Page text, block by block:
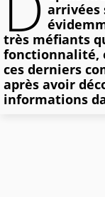
arrivées
très méfiants
fonctionnalité,
ces derniers
après avoir
informations